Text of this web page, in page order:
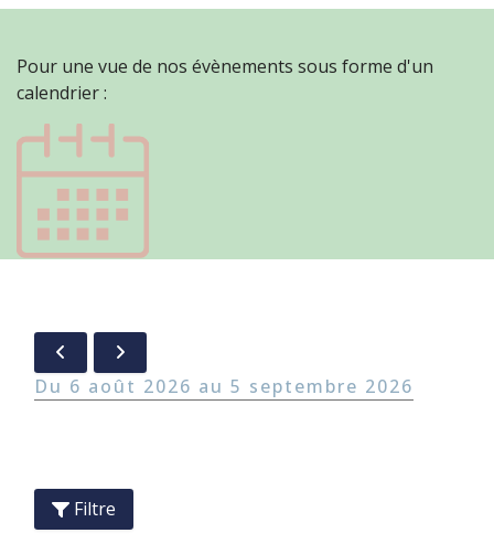
Pour une vue de nos évènements sous forme d'un
calendrier :
6 août 2026 5 septembre 2026
Filtre